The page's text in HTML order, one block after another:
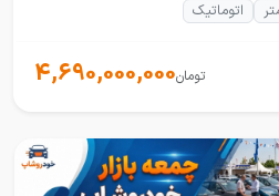
اتوماتیک
4,690,000,000تومان